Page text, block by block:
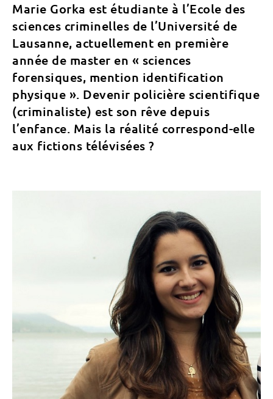
Marie Gorka est étudiante à l’Ecole des
sciences criminelles de l’Université de
Lausanne, actuellement en première
année de master en « sciences
forensiques, mention identification
physique ». Devenir policière scientifique
(criminaliste) est son rêve depuis
l’enfance. Mais la réalité correspond-elle
aux fictions télévisées ?